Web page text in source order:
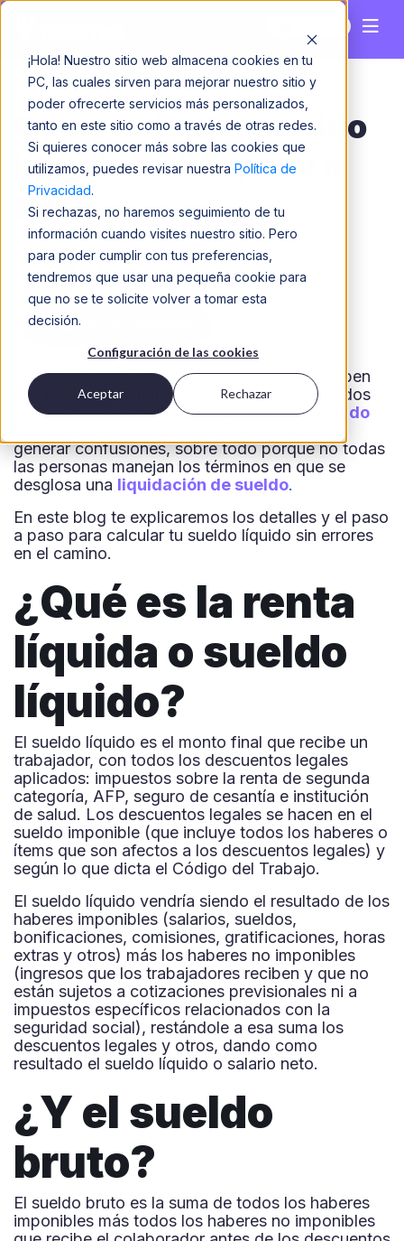
¡Hola! Nuestro sitio web almacena cookies en tu
PC, las cuales sirven para mejorar nuestro sitio y
poder ofrecerte servicios más personalizados,
tanto en este sitio como a través de otras redes.
Si quieres conocer más sobre las cookies que
utilizamos, puedes revisar nuestra Política de
Privacidad.
Si rechazas, no haremos seguimiento de tu
información cuando visites nuestro sitio. Pero
para poder cumplir con tus preferencias,
tendremos que usar una pequeña cookie para
que no se te solicite volver a tomar esta
decisión.
Configuración de las cookies
Aceptar Rechazar
Cómo calcular sueldo
líquido 2024: paso a
paso
Javiera Acuña
Resumir con ChatGPT
Todos los fines de mes los trabajadores reciben
una remuneración mensual, conocida con todos
sus descuentos correspondientes como
sueldo
generar confusiones, sobre todo porque no todas
las personas manejan los términos en que se
desglosa una liquidación de sueldo.
En este blog te explicaremos los detalles y el paso
a paso para calcular tu sueldo líquido sin errores
en el camino.
¿Qué es la renta
líquida o sueldo
líquido?
El sueldo líquido es el monto final que recibe un
trabajador, con todos los descuentos legales
aplicados: impuestos sobre la renta de segunda
categoría, AFP, seguro de cesantía e institución
de salud. Los descuentos legales se hacen en el
sueldo imponible (que incluye todos los haberes o
ítems que son afectos a los descuentos legales) y
según lo que dicta el Código del Trabajo.
El sueldo líquido vendría siendo el resultado de los
haberes imponibles (salarios, sueldos,
bonificaciones, comisiones, gratificaciones, horas
extras y otros) más los haberes no imponibles
(ingresos que los trabajadores reciben y que no
están sujetos a cotizaciones previsionales ni a
impuestos específicos relacionados con la
seguridad social), restándole a esa suma los
descuentos legales y otros, dando como
resultado el sueldo líquido o salario neto.
¿Y el sueldo
bruto?
El sueldo bruto es la suma de todos los haberes
imponibles más todos los haberes no imponibles